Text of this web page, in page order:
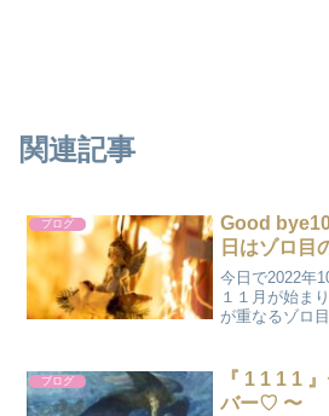
関連記事
ブログ
Good
日はゾロ目
今日で2022年
１１月が始ま
が重なるゾロ
して明日11/1
重なっ...
ブログ
『 1 1 1 1
バー♡ 〜